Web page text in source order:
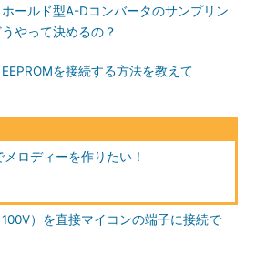
ールド型A-Dコンバータのサンプリン
やって決めるの？
を接続する方法を教えて
ロディーを作りたい！
）を直接マイコンの端子に接続で